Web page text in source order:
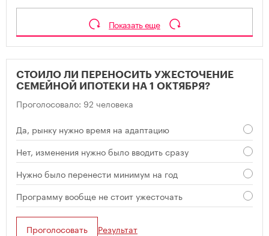
Показать еще
СТОИЛО ЛИ ПЕРЕНОСИТЬ УЖЕСТОЧЕНИЕ
СЕМЕЙНОЙ ИПОТЕКИ НА 1 ОКТЯБРЯ?
Проголосовало: 92 человека
Да, рынку нужно время на адаптацию
Нет, изменения нужно было вводить сразу
Нужно было перенести минимум на год
Программу вообще не стоит ужесточать
Проголосовать Результат